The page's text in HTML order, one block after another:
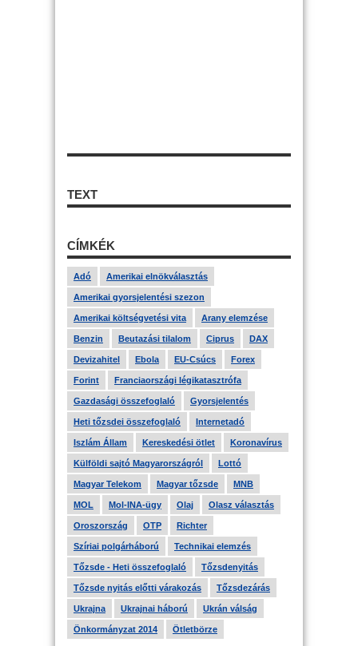
TEXT
CÍMKÉK
Adó Amerikai elnökválasztás
Amerikai gyorsjelentési szezon
Amerikai költségvetési vita Arany elemzése
Benzin Beutazási tilalom Ciprus DAX
Devizahitel Ebola EU-Csúcs Forex
Forint Franciaországi légikatasztrófa
Gazdasági összefoglaló Gyorsjelentés
Heti tőzsdei összefoglaló Internetadó
Iszlám Állam Kereskedési ötlet Koronavírus
Külföldi sajtó Magyarországról Lottó
Magyar Telekom Magyar tőzsde MNB
MOL Mol-INA-ügy Olaj Olasz választás
Oroszország OTP Richter
Szíriai polgárháború Technikai elemzés
Tőzsde - Heti összefoglaló Tőzsdenyitás
Tőzsde nyitás előtti várakozás Tőzsdezárás
Ukrajna Ukrajnai háború Ukrán válság
Önkormányzat 2014 Ötletbörze